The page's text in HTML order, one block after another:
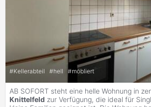
#Kellerabteil #hell #möbliert
AB SOFORT steht eine helle Wohnung in
Knittelfeld zur Verfügung, die ideal für